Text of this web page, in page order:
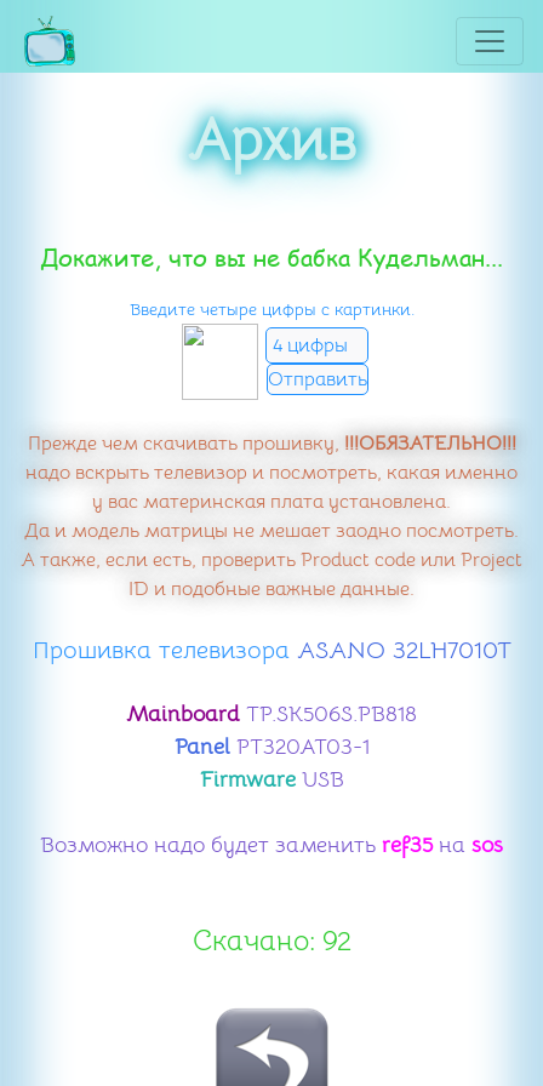
Архив
Докажите, что вы не бабка Кудельман...
Введите четыре цифры с картинки.
Прежде чем скачивать прошивку, !!!ОБЯЗАТЕЛЬНО!!!
надо вскрыть телевизор и посмотреть, какая именно
у вас материнская плата установлена.
Да и модель матрицы не мешает заодно посмотреть.
А также, если есть, проверить Product code или Project
ID и подобные важные данные.
Прошивка телевизора​ ASANO 32LH7010T
Mainboard TP.SK506S.PB818
PanelPT320AT03-1
FirmwareUSB
Возможно надо будет заменить ref35на sos
Скачано: 92